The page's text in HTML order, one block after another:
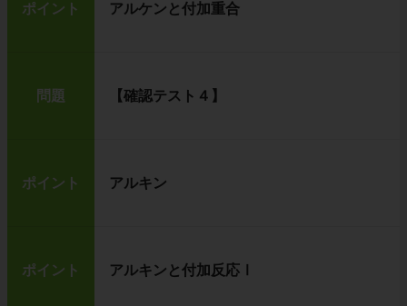
ポイント アルケンと付加重合
問題 【確認テスト４】
ポイント アルキン
ポイント アルキンと付加反応Ⅰ